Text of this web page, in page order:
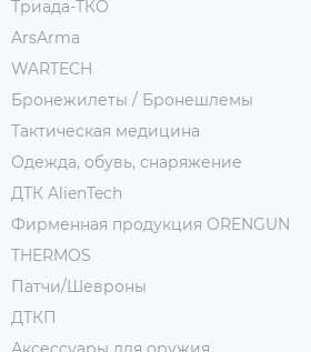
Триада-ТКО
ArsArma
WARTECH
Бронежилеты / Бронешлемы
Тактическая медицина
Одежда, обувь, снаряжение
ДТК AlienTech
Фирменная продукция ORENGUN
THERMOS
Патчи/Шевроны
ДТКП